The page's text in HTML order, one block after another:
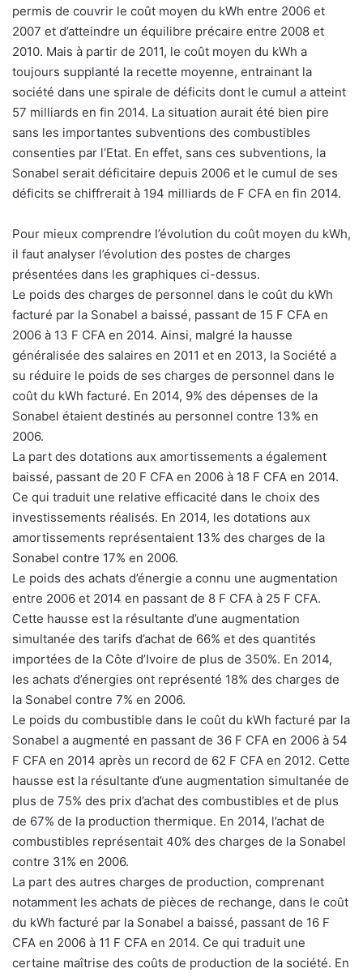
permis de couvrir le coût moyen du kWh entre 2006 et
2007 et d’atteindre un équilibre précaire entre 2008 et
2010. Mais à partir de 2011, le coût moyen du kWh a
toujours supplanté la recette moyenne, entrainant la
société dans une spirale de déficits dont le cumul a atteint
57 milliards en fin 2014. La situation aurait été bien pire
sans les importantes subventions des combustibles
consenties par l’Etat. En effet, sans ces subventions, la
Sonabel serait déficitaire depuis 2006 et le cumul de ses
déficits se chiffrerait à 194 milliards de F CFA en fin 2014.
Pour mieux comprendre l’évolution du coût moyen du kWh,
il faut analyser l’évolution des postes de charges
présentées dans les graphiques ci-dessus.
Le poids des charges de personnel dans le coût du kWh
facturé par la Sonabel a baissé, passant de 15 F CFA en
2006 à 13 F CFA en 2014. Ainsi, malgré la hausse
généralisée des salaires en 2011 et en 2013, la Société a
su réduire le poids de ses charges de personnel dans le
coût du kWh facturé. En 2014, 9% des dépenses de la
Sonabel étaient destinés au personnel contre 13% en
2006.
La part des dotations aux amortissements a également
baissé, passant de 20 F CFA en 2006 à 18 F CFA en 2014.
Ce qui traduit une relative efficacité dans le choix des
investissements réalisés. En 2014, les dotations aux
amortissements représentaient 13% des charges de la
Sonabel contre 17% en 2006.
Le poids des achats d’énergie a connu une augmentation
entre 2006 et 2014 en passant de 8 F CFA à 25 F CFA.
Cette hausse est la résultante d’une augmentation
simultanée des tarifs d’achat de 66% et des quantités
importées de la Côte d’Ivoire de plus de 350%. En 2014,
les achats d’énergies ont représenté 18% des charges de
la Sonabel contre 7% en 2006.
Le poids du combustible dans le coût du kWh facturé par la
Sonabel a augmenté en passant de 36 F CFA en 2006 à 54
F CFA en 2014 après un record de 62 F CFA en 2012. Cette
hausse est la résultante d’une augmentation simultanée de
plus de 75% des prix d’achat des combustibles et de plus
de 67% de la production thermique. En 2014, l’achat de
combustibles représentait 40% des charges de la Sonabel
contre 31% en 2006.
La part des autres charges de production, comprenant
notamment les achats de pièces de rechange, dans le coût
du kWh facturé par la Sonabel a baissé, passant de 16 F
CFA en 2006 à 11 F CFA en 2014. Ce qui traduit une
certaine maîtrise des coûts de production de la société. En